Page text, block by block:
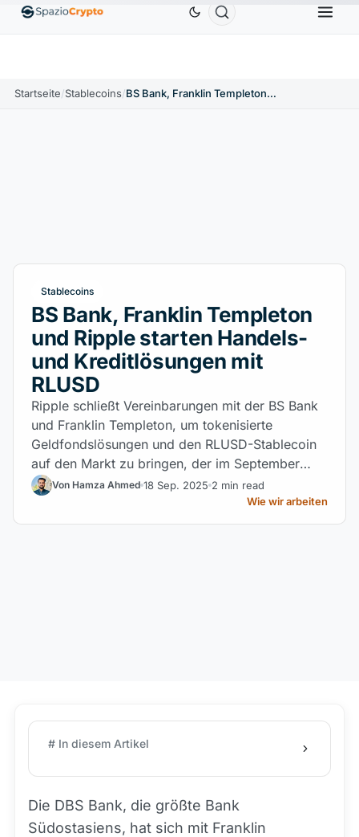
EthereumETH1.880,58 $ Tether USDT0,9991 $ BNBBNB
Startseite/Stablecoins/ BS Bank, Franklin Templeton und Ripple starten Handels- und Kreditlösungen mit RLUSD
Stablecoins
BS Bank, Franklin Templeton
und Ripple starten Handels-
und Kreditlösungen mit
RLUSD
Ripple schließt Vereinbarungen mit der BS Bank
und Franklin Templeton, um tokenisierte
Geldfondslösungen und den RLUSD-Stablecoin
auf den Markt zu bringen, der im September
eine Kapitalisierung von 729 Millionen USD
Von Hamza Ahmed 18 Sep. 2025 2 min read
Wie wir arbeiten
# In diesem Artikel
Die DBS Bank, die größte Bank
Südostasiens, hat sich mit Franklin